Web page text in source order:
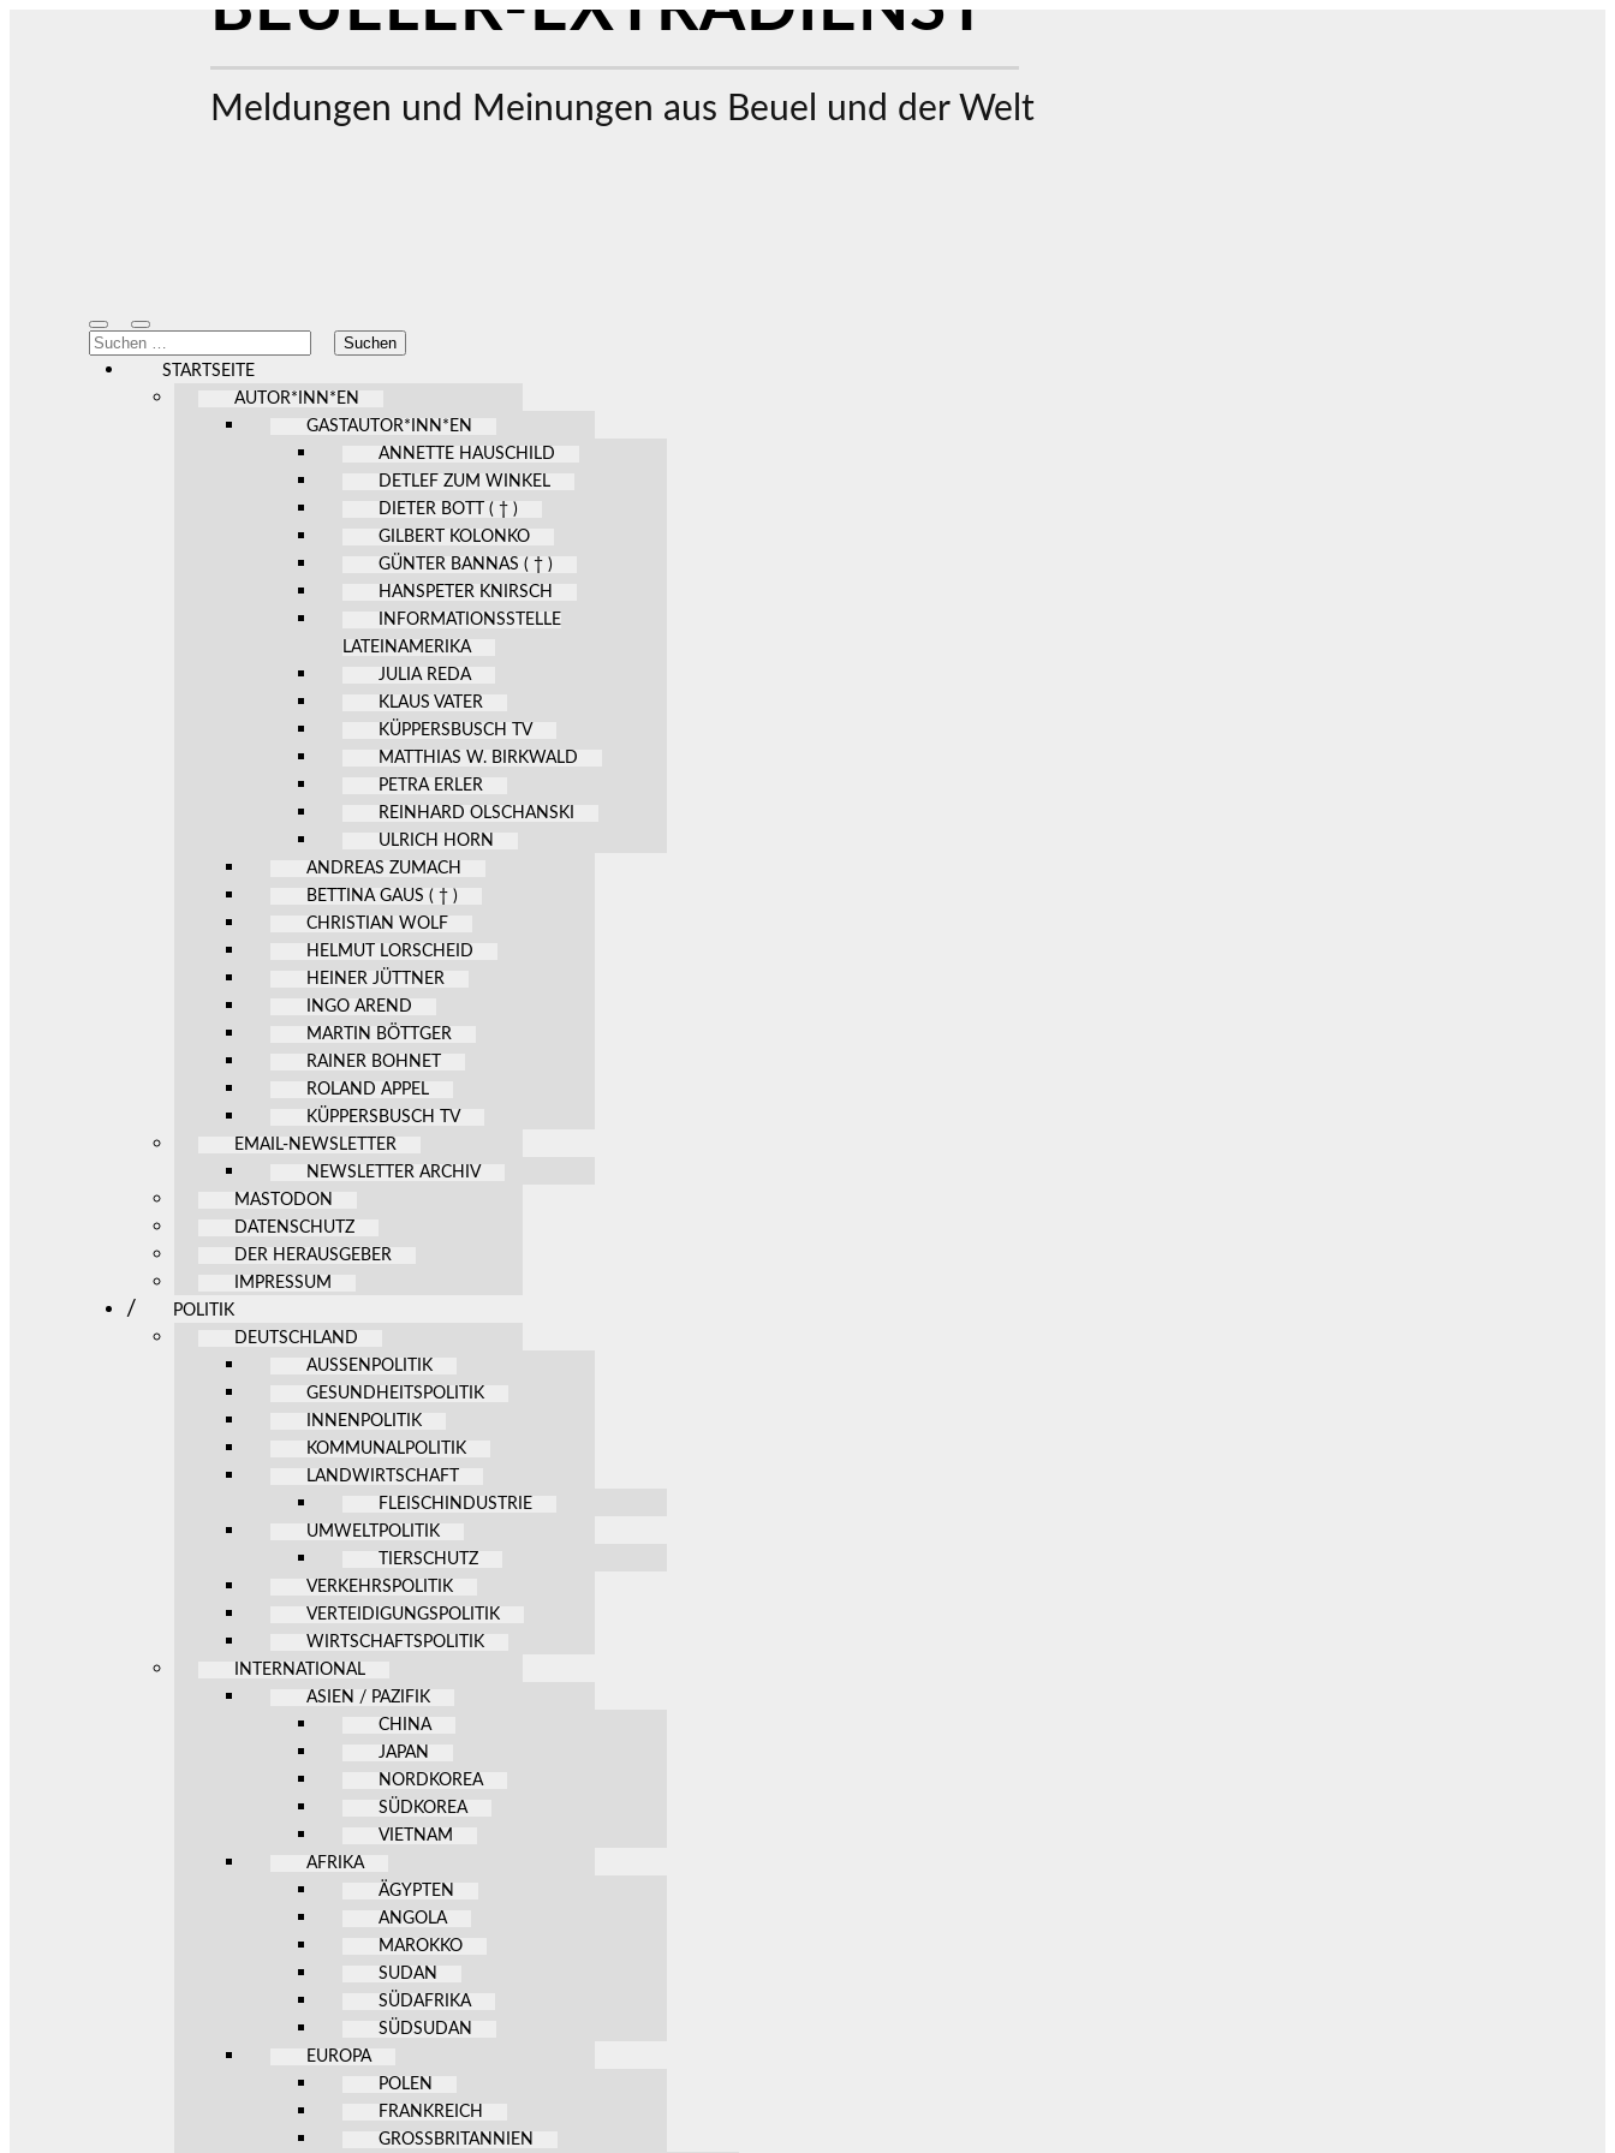
Meldungen und Meinungen aus Beuel und der Welt
Mobile-
Menü
ein-/ausblenden
Suchfeld
ein-/ausblenden
Suchen
nach:
STARTSEITE
AUTOR*INN*EN
GASTAUTOR*INN*EN
ANNETTE HAUSCHILD
DETLEF ZUM WINKEL
DIETER BOTT ( † )
GILBERT KOLONKO
GÜNTER BANNAS ( † )
HANSPETER KNIRSCH
INFORMATIONSSTELLE
LATEINAMERIKA
JULIA REDA
KLAUS VATER
KÜPPERSBUSCH TV
MATTHIAS W. BIRKWALD
PETRA ERLER
REINHARD OLSCHANSKI
ULRICH HORN
ANDREAS ZUMACH
BETTINA GAUS ( † )
CHRISTIAN WOLF
HELMUT LORSCHEID
HEINER JÜTTNER
INGO AREND
MARTIN BÖTTGER
RAINER BOHNET
ROLAND APPEL
KÜPPERSBUSCH TV
EMAIL-NEWSLETTER
NEWSLETTER ARCHIV
MASTODON
DATENSCHUTZ
DER HERAUSGEBER
IMPRESSUM
POLITIK
DEUTSCHLAND
AUSSENPOLITIK
GESUNDHEITSPOLITIK
INNENPOLITIK
KOMMUNALPOLITIK
LANDWIRTSCHAFT
FLEISCHINDUSTRIE
UMWELTPOLITIK
TIERSCHUTZ
VERKEHRSPOLITIK
VERTEIDIGUNGSPOLITIK
WIRTSCHAFTSPOLITIK
INTERNATIONAL
ASIEN / PAZIFIK
CHINA
JAPAN
NORDKOREA
SÜDKOREA
VIETNAM
AFRIKA
ÄGYPTEN
ANGOLA
MAROKKO
SUDAN
SÜDAFRIKA
SÜDSUDAN
EUROPA
POLEN
FRANKREICH
GROSSBRITANNIEN